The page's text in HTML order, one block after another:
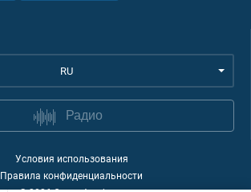
RU
Радио
Условия использования
Правила конфиденциальности